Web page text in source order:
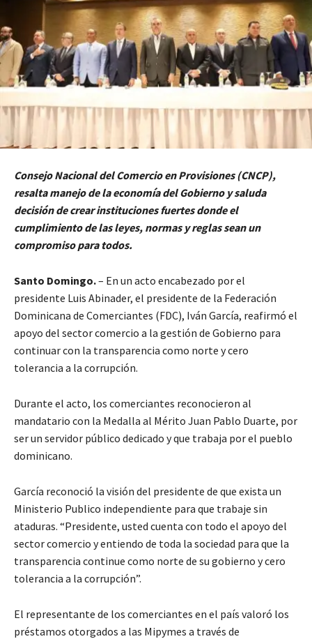
Consejo Nacional del Comercio en Provisiones (CNCP),
resalta manejo de la economía del Gobierno y saluda
decisión de crear instituciones fuertes donde el
cumplimiento de las leyes, normas y reglas sean un
compromiso para todos.
Santo Domingo.– En un acto encabezado por el
presidente Luis Abinader, el presidente de la Federación
Dominicana de Comerciantes (FDC), Iván García, reafirmó el
apoyo del sector comercio a la gestión de Gobierno para
continuar con la transparencia como norte y cero
tolerancia a la corrupción.
Durante el acto, los comerciantes reconocieron al
mandatario con la Medalla al Mérito Juan Pablo Duarte, por
ser un servidor público dedicado y que trabaja por el pueblo
dominicano.
García reconoció la visión del presidente de que exista un
Ministerio Publico independiente para que trabaje sin
ataduras. “Presidente, usted cuenta con todo el apoyo del
sector comercio y entiendo de toda la sociedad para que la
transparencia continue como norte de su gobierno y cero
tolerancia a la corrupción”.
El representante de los comerciantes en el país valoró los
préstamos otorgados a las Mipymes a través de